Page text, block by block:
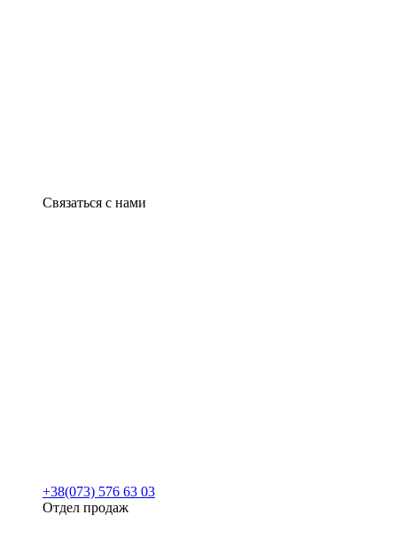
Связаться с нами
+38(073) 576 63 03
Отдел продаж